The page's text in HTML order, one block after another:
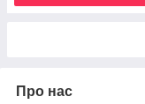
Про нас